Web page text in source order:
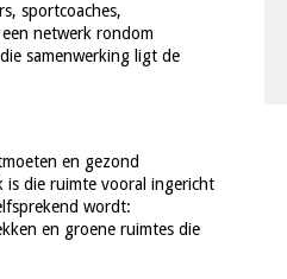
sportcoaches,
netwerk rondom
samenwerking ligt de
en gezond
is die ruimte vooral ingericht
wordt:
en groene ruimtes die